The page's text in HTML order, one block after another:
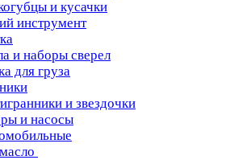
и кусачки
инструмент
и наборы сверел
для груза
и звездочки
и насосы